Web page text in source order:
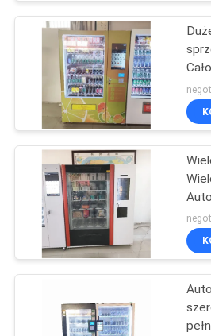
FABRYCE
SKONTAKTUJ
NAMI
AKTUALNOŚCI
POPROSIĆ
O
WYCENĘ
Poziomy
palności
Sprzęt do
testowania